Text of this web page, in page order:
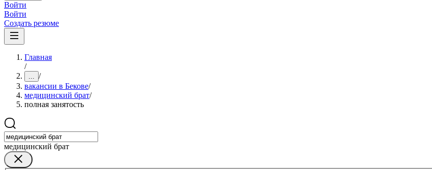
Войти
Войти
Создать резюме
Главная
/
... /
вакансии в Бекове/
медицинский брат/
полная занятость
медицинский брат